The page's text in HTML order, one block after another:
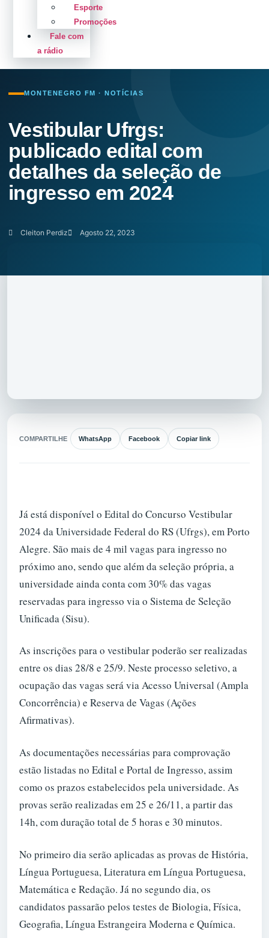
Esporte
Promoções
Fale com
a rádio
MONTENEGRO FM · NOTÍCIAS
Vestibular Ufrgs:
publicado edital com
detalhes da seleção de
ingresso em 2024
Cleiton Perdiz Agosto 22, 2023
COMPARTILHE WhatsApp Facebook Copiar link
Já está disponível o Edital do Concurso Vestibular
2024 da Universidade Federal do RS (Ufrgs), em Porto
Alegre. São mais de 4 mil vagas para ingresso no
próximo ano, sendo que além da seleção própria, a
universidade ainda conta com 30% das vagas
reservadas para ingresso via o Sistema de Seleção
Unificada (Sisu).
As inscrições para o vestibular poderão ser realizadas
entre os dias 28/8 e 25/9. Neste processo seletivo, a
ocupação das vagas será via Acesso Universal (Ampla
Concorrência) e Reserva de Vagas (Ações
Afirmativas).
As documentações necessárias para comprovação
estão listadas no Edital e Portal de Ingresso, assim
como os prazos estabelecidos pela universidade. As
provas serão realizadas em 25 e 26/11, a partir das
14h, com duração total de 5 horas e 30 minutos.
No primeiro dia serão aplicadas as provas de História,
Língua Portuguesa, Literatura em Língua Portuguesa,
Matemática e Redação. Já no segundo dia, os
candidatos passarão pelos testes de Biologia, Física,
Geografia, Língua Estrangeira Moderna e Química.